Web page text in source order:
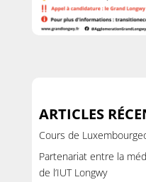
ARTICLES
Cours de
Partenariat entre la
de l’IUT Longwy